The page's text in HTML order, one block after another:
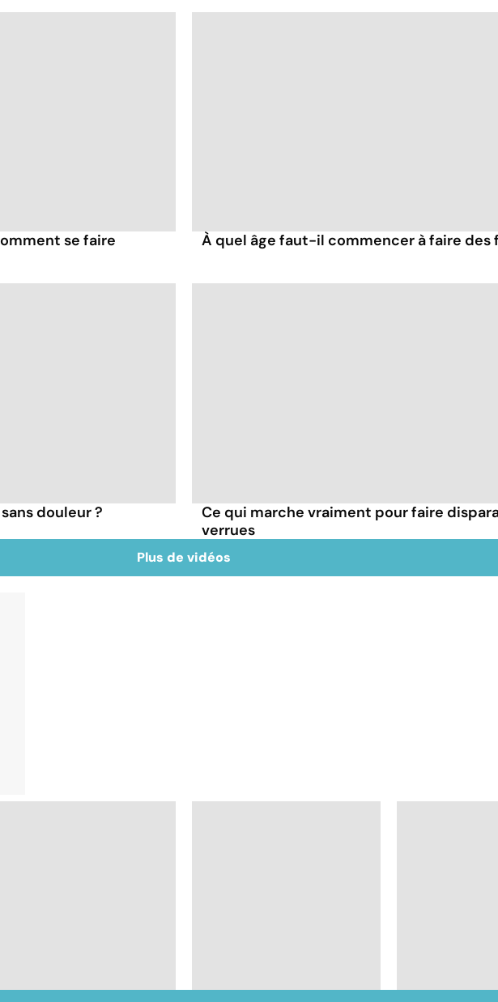
se faire
À quel âge faut-il commencer à faire des
douleur ?
Ce qui marche vraiment pour faire
verrues
Plus de vidéos